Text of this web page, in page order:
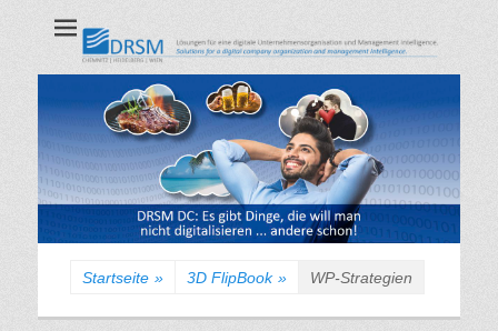
DRSM GmbH
CHEMNITZ | HEIDELBERG | WIEN
Startseite » 3D FlipBook » WP-Strategien